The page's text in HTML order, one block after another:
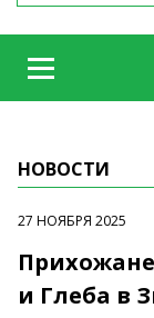
НОВОСТИ
27 НОЯБРЯ 2025
и Глеба в